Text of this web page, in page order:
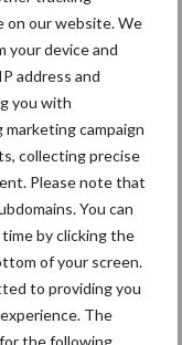
on our website. We
your device and
address and
you with
campaign
collecting precise
Please note that
You can
by clicking the
of your screen.
to providing you
The
the following
Fokkerij